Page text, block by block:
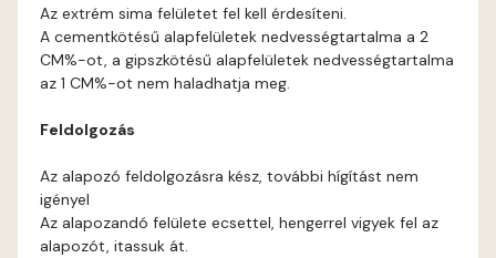
Brick E
Caramel E
Citrus C
Az extrém sima felületet fel kell érdesíteni.
A cementkötésű alapfelületek nedvességtartalma a 2
CM%-ot, a gipszkötésű alapfelületek nedvességtartalma
az 1 CM%-ot nem haladhatja meg.
Feldolgozás
Az alapozó feldolgozásra kész, további hígítást nem
igényel
Az alapozandó felülete ecsettel, hengerrel vigyek fel az
alapozót, itassuk át.